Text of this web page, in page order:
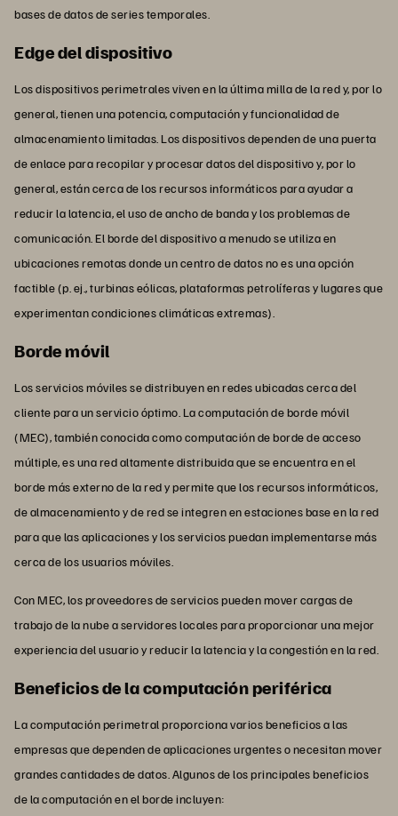
bases de datos de series temporales.
Edge del dispositivo
Los dispositivos perimetrales viven en la última milla de la red y, por lo
general, tienen una potencia, computación y funcionalidad de
almacenamiento limitadas. Los dispositivos dependen de una puerta
de enlace para recopilar y procesar datos del dispositivo y, por lo
general, están cerca de los recursos informáticos para ayudar a
reducir la latencia, el uso de ancho de banda y los problemas de
comunicación. El borde del dispositivo a menudo se utiliza en
ubicaciones remotas donde un centro de datos no es una opción
factible (p. ej., turbinas eólicas, plataformas petrolíferas y lugares que
experimentan condiciones climáticas extremas).
Borde móvil
Los servicios móviles se distribuyen en redes ubicadas cerca del
cliente para un servicio óptimo. La computación de borde móvil
(MEC), también conocida como computación de borde de acceso
múltiple, es una red altamente distribuida que se encuentra en el
borde más externo de la red y permite que los recursos informáticos,
de almacenamiento y de red se integren en estaciones base en la red
para que las aplicaciones y los servicios puedan implementarse más
cerca de los usuarios móviles.
Con MEC, los proveedores de servicios pueden mover cargas de
trabajo de la nube a servidores locales para proporcionar una mejor
experiencia del usuario y reducir la latencia y la congestión en la red.
Beneficios de la computación periférica
La computación perimetral proporciona varios beneficios a las
empresas que dependen de aplicaciones urgentes o necesitan mover
grandes cantidades de datos. Algunos de los principales beneficios
de la computación en el borde incluyen: